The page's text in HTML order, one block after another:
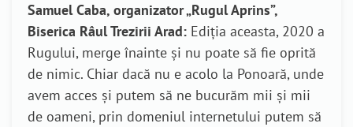
Samuel Caba, organizator „Rugul Aprins”,
Biserica Râul Trezirii Arad: Ediția aceasta, 2020 a
Rugului, merge înainte și nu poate să fie oprită
de nimic. Chiar dacă nu e acolo la Ponoară, unde
avem acces și putem să ne bucurăm mii și mii
de oameni, prin domeniul internetului putem să